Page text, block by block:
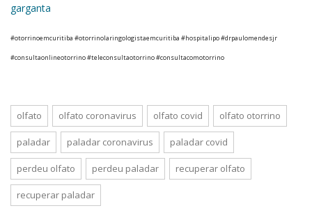
garganta
#otorrinoemcuritiba #otorrinolaringologistaemcuritiba #hospitalipo #drpaulomendesjr
#consultaonlineotorrino #teleconsultaotorrino #consultacomotorrino
olfato olfato coronavirus olfato covid olfato otorrino
paladar paladar coronavirus paladar covid
perdeu olfato perdeu paladar recuperar olfato
recuperar paladar